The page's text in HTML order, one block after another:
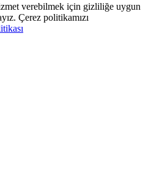
verebilmek için gizliliğe uygun
Çerez politikamızı